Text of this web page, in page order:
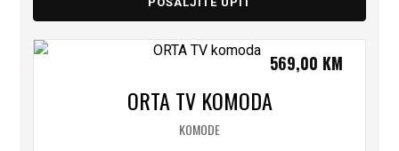
ORTA TV KOMODA
KOMODE
569,00 KM